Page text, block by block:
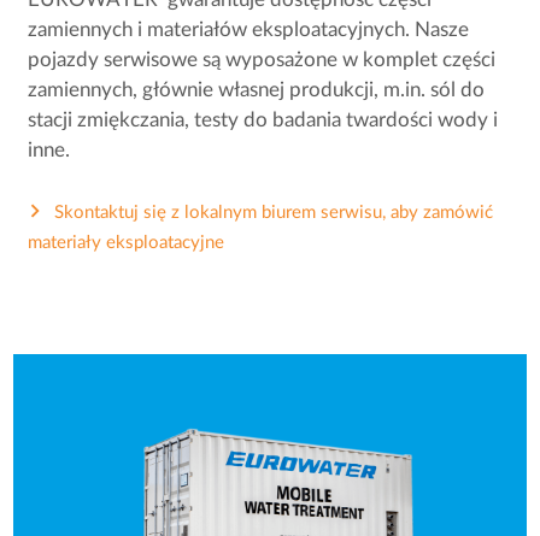
zamiennych i materiałów eksploatacyjnych. Nasze
pojazdy serwisowe są wyposażone w komplet części
zamiennych, głównie własnej produkcji, m.in. sól do
stacji zmiękczania, testy do badania twardości wody i
inne.
Skontaktuj się z lokalnym biurem serwisu, aby zamówić
materiały eksploatacyjne